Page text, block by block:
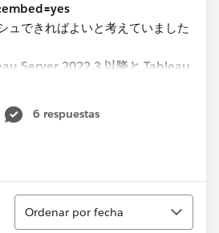
ュできればよいと考えていました
Server 2022.3 以降と Tableau
ドは、埋め込み API v3 を使用す
た。」
current/pro/desktop/ja-
ンターフェースの埋め込みで対応
感じです。
6 respuestas
Ordenar
Ordenar por fecha